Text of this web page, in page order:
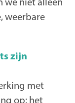
weerbare
zijn
met
op: het